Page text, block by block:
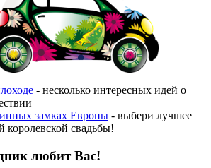
- несколько интересных идей о
замках Европы - выбери лучшее
королевской свадьбы!
любит Вас!